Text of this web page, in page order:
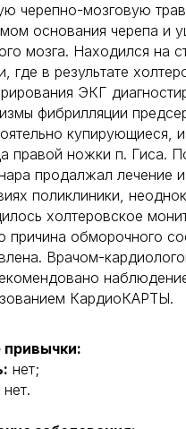
черепно-мозговую
основания черепа и
мозга. Находился на
где в результате
ЭКГ
фибрилляции
купирующиеся,
правой ножки п. Гиса.
продалжал лечение
поликлиники,
холтеровское
причина обморочного
Врачом-
КардиоКАРТЫ.
нет;
нет.